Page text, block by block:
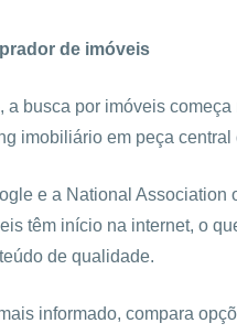
de imóveis
a busca por imóveis
imobiliário em peça
e a National Association
têm início na internet, o
de qualidade.
informado, compara